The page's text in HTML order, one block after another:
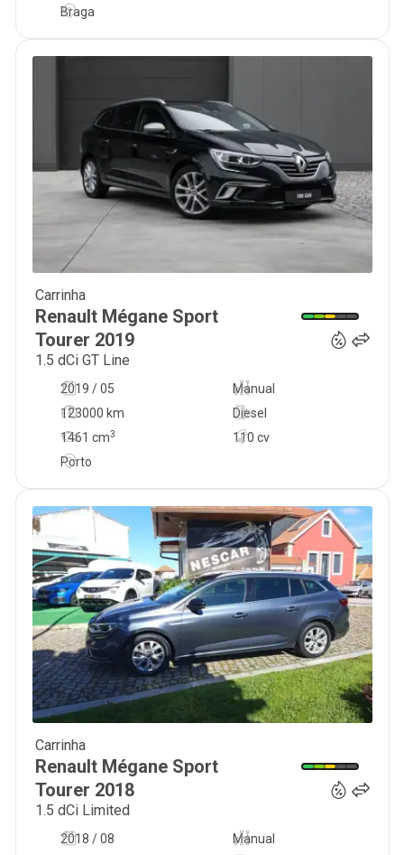
Braga
Carrinha
Renault Mégane Sport
Tourer 2019
1.5 dCi GT Line
2019 / 05
Manual
123000 km
110 cv
Diesel
1461 cm3
Porto
Carrinha
Renault Mégane Sport
Tourer 2018
1.5 dCi Limited
2018 / 08
Manual